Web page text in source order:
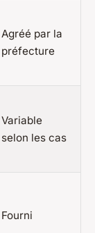
Agréé par la
préfecture
Variable
selon les cas
Fourni